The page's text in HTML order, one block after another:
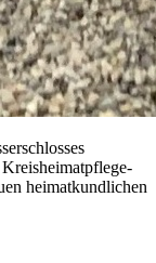
heimatkundlichen